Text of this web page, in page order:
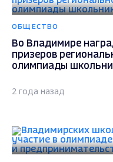
ОБЩЕСТВО
Во Владимире
призеров
олимпиады
2 года назад